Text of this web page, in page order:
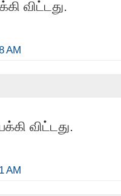
விட்டது.
AM
விட்டது.
AM